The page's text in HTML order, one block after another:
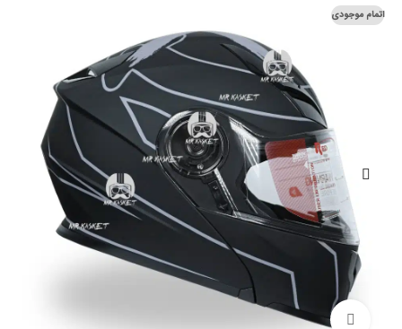
اتمام موجودی
بزرگنمایی تصویر